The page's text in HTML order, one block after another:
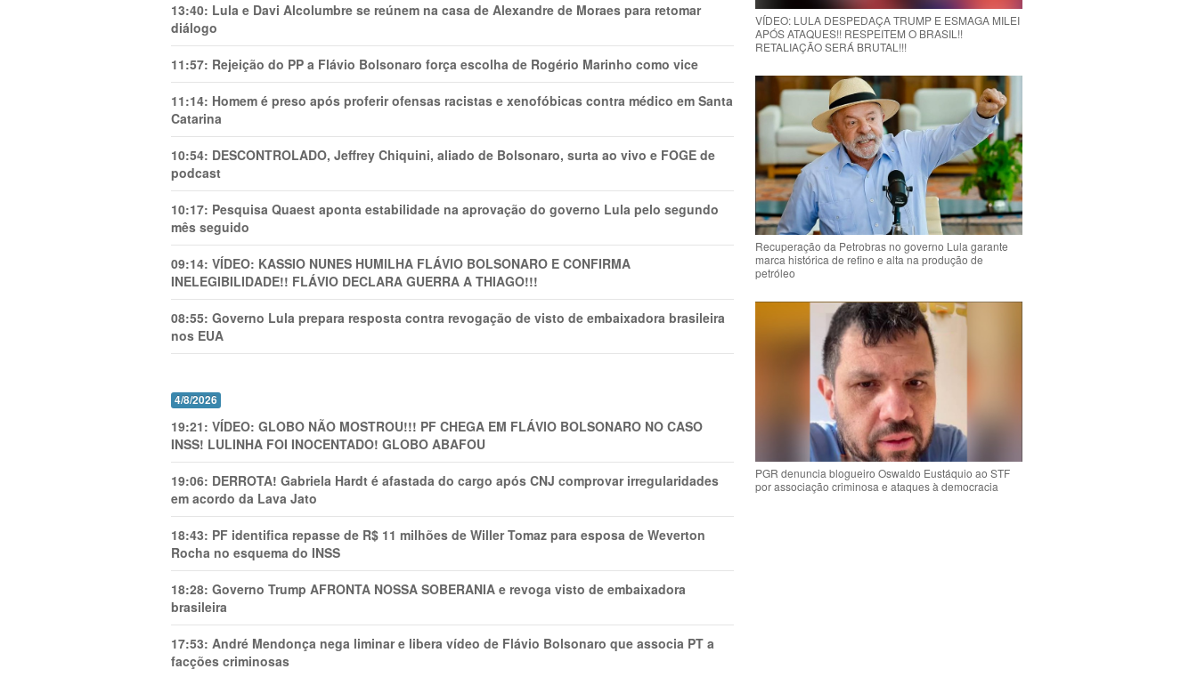
13:40: Lula e Davi Alcolumbre se reúnem na casa de Alexandre de Moraes para retomar
diálogo
11:57: Rejeição do PP a Flávio Bolsonaro força escolha de Rogério Marinho como vice
11:14: Homem é preso após proferir ofensas racistas e xenofóbicas contra médico em Santa
Catarina
10:54: DESCONTROLADO, Jeffrey Chiquini, aliado de Bolsonaro, surta ao vivo e FOGE de
podcast
10:17: Pesquisa Quaest aponta estabilidade na aprovação do governo Lula pelo segundo
mês seguido
09:14: VÍDEO: KASSIO NUNES HUMlLHA FLÁVIO BOLSONARO E CONFIRMA
INELEGIBILIDADE!! FLÁVIO DECLARA GUERRA A THIAGO!!!
08:55: Governo Lula prepara resposta contra revogação de visto de embaixadora brasileira
nos EUA
4/8/2026
19:21: VÍDEO: GLOBO NÃO MOSTROU!!! PF CHEGA EM FLÁVIO BOLSONARO NO CASO
INSS! LULINHA FOI INOCENTADO! GLOBO ABAFOU
19:06: DERROTA! Gabriela Hardt é afastada do cargo após CNJ comprovar irregularidades
em acordo da Lava Jato
18:43: PF identifica repasse de R$ 11 milhões de Willer Tomaz para esposa de Weverton
Rocha no esquema do INSS
18:28: Governo Trump AFRONTA NOSSA SOBERANIA e revoga visto de embaixadora
brasileira
17:53: André Mendonça nega liminar e libera vídeo de Flávio Bolsonaro que associa PT a
facções criminosas
VÍDEO: LULA DESPEDAÇA TRUMP E ESMAGA MILEI
APÓS ATAQUES!! RESPEITEM O BRASIL!!
RETALIAÇÃO SERÁ BRUTAL!!!
Recuperação da Petrobras no governo Lula garante
marca histórica de refino e alta na produção de
petróleo
PGR denuncia blogueiro Oswaldo Eustáquio ao STF
por associação criminosa e ataques à democracia